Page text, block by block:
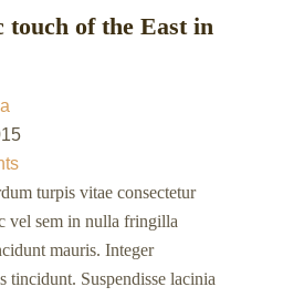
touch of the East in
turpis vitae consectetur
vel sem in nulla fringilla
mauris. Integer
tincidunt. Suspendisse lacinia